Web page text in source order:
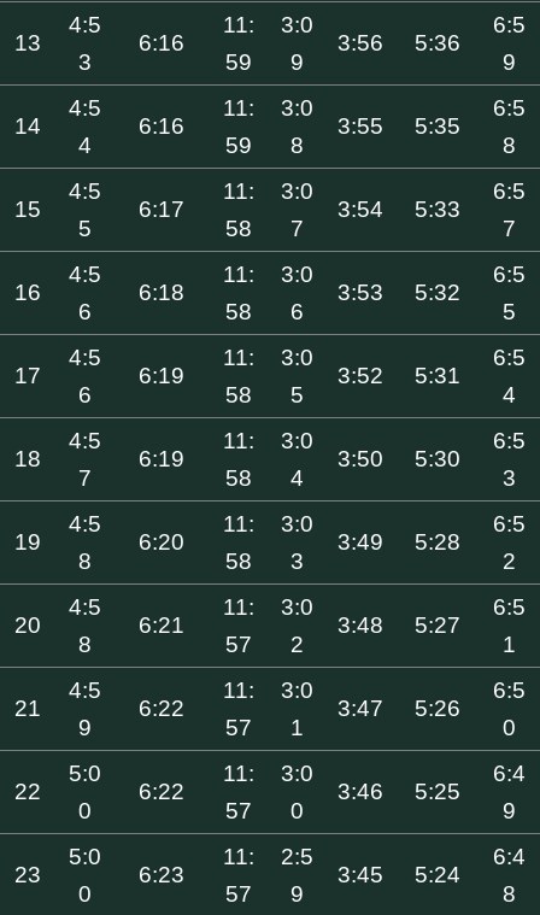
13
4:5
3
6:16
11:
59
3:0
9
3:56 5:36
6:5
9
14
4:5
4
6:16
11:
59
3:0
8
3:55 5:35
6:5
8
15
4:5
5
6:17
11:
58
3:0
7
3:54 5:33
6:5
7
16
4:5
6
6:18
11:
58
3:0
6
3:53 5:32
6:5
5
17
4:5
6
6:19
11:
58
3:0
5
3:52 5:31
6:5
4
18
4:5
7
6:19
11:
58
3:0
4
3:50 5:30
6:5
3
19
4:5
8
6:20
11:
58
3:0
3
3:49 5:28
6:5
2
20
4:5
8
6:21
11:
57
3:0
2
3:48 5:27
6:5
1
21
4:5
9
6:22
11:
57
3:0
1
3:47 5:26
6:5
0
22
5:0
0
6:22
11:
57
3:0
0
3:46 5:25
6:4
9
23
5:0
0
6:23
11:
57
2:5
9
3:45 5:24
6:4
8